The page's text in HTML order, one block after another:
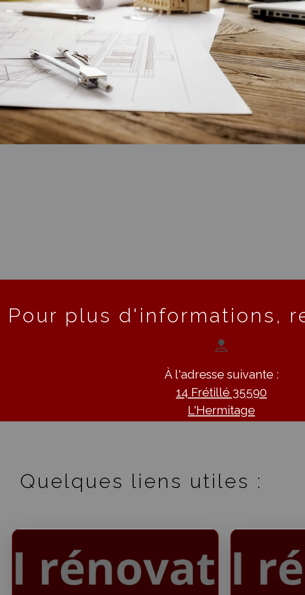
Pour plus d'informations,
À l'adresse suivante :
14 Frétillé 35590
L'Hermitage
Quelques liens utiles :